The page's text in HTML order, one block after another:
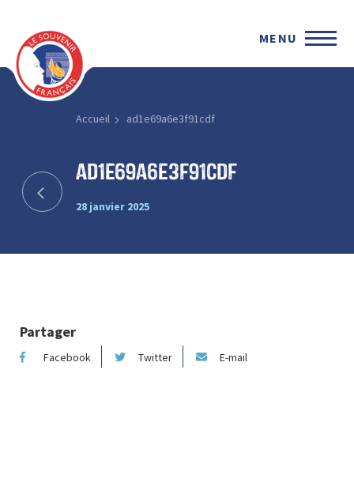
MENU
Accueil ad1e69a6e3f91cdf
ad1e69a6e3f91cdf
28 janvier 2025
Partager
Facebook Twitter E-mail